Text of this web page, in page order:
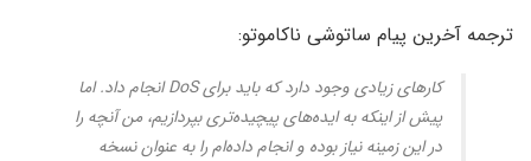
ترجمه آخرین پیام ساتوشی ناکاموتو:
کارهای زیادی وجود دارد که باید برای DoS انجام داد. اما
پیش از اینکه به ایده‌های پیچیده‌تری بپردازیم، من آنچه را
در این زمینه نیاز بوده و انجام داده‌ام را به عنوان نسخه